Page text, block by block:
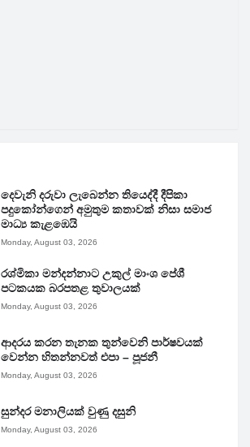
දෙවැනි දරුවා ලැබෙන්න තියෙද්දී දීපිකා
පදුකෝන්ගෙන් අමුතුම කතාවක් නිසා සමාජ
මාධ්‍ය කැළඹෙයි
Monday, August 03, 2026
රශ්මිකා මන්දන්නාට උකුල් මාංශ පේශී
පටකයක බරපතළ තුවාලයක්
Monday, August 03, 2026
ආදරය කරන තැනක තුන්වෙනි පාර්ෂවයක්
වෙන්න හිතන්නවත් එපා – පූජනී
Monday, August 03, 2026
සුන්දර මනාලියක් වුණු දසුනි
Monday, August 03, 2026